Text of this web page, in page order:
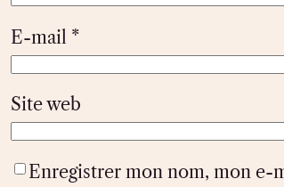
E-mail *
Site web
Enregistrer mon nom, mon e-